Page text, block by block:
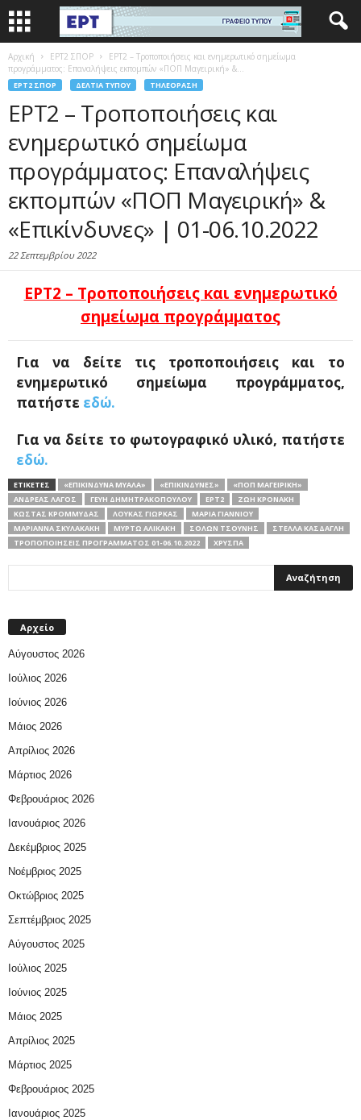
Αρχική EΡΤ2 ΣΠΟΡ
ΕΡΤ2 – Τροποποιήσεις και ενημερωτικό σημείωμα
προγράμματος: Επαναλήψεις εκπομπών «ΠΟΠ Μαγειρική» &...
EΡΤ2 ΣΠΟΡ ΔΕΛΤΊΑ ΤΎΠΟΥ ΤΗΛΕΌΡΑΣΗ
ΕΡΤ2 – Τροποποιήσεις και
ενημερωτικό σημείωμα
προγράμματος: Επαναλήψεις
εκπομπών «ΠΟΠ Μαγειρική» &
«Επικίνδυνες» | 01-06.10.2022
22 Σεπτεμβρίου 2022
ΕΡΤ2 – Τροποποιήσεις και ενημερωτικό
σημείωμα προγράμματος
Για να δείτε τις τροποποιήσεις και το
ενημερωτικό σημείωμα προγράμματος,
πατήστε εδώ.
Για να δείτε το φωτογραφικό υλικό, πατήστε
εδώ.
ΕΤΙΚΕΤΕΣ «ΕΠΙΚΊΝΔΥΝΑ ΜΥΑΛΆ» «ΕΠΙΚΊΝΔΥΝΕΣ»
«ΠΟΠ ΜΑΓΕΙΡΙΚΉ»
ΑΝΔΡΈΑΣ ΛΑΓΌΣ
ΓΕΎΗ ΔΗΜΗΤΡΑΚΟΠΟΎΛΟΥ ΕΡΤ2
ΖΩΉ ΚΡΟΝΆΚΗ
ΚΏΣΤΑΣ ΚΡΟΜΜΎΔΑΣ
ΛΟΎΚΑΣ ΓΙΏΡΚΑΣ
ΜΑΡΊΑ ΓΙΑΝΝΙΟΎ
ΜΑΡΙΆΝΝΑ ΣΚΥΛΑΚΆΚΗ
ΜΥΡΤΏ ΑΛΙΚΆΚΗ ΣΌΛΩΝ ΤΣΟΎΝΗΣ
ΣΤΈΛΛΑ ΚΆΣΔΑΓΛΗ
ΤΡΟΠΟΠΟΙΉΣΕΙΣ ΠΡΟΓΡΆΜΜΑΤΟΣ 01-06.10.2022
ΧΡΎΣΠΑ
Αρχείο
Αύγουστος 2026
Ιούλιος 2026
Ιούνιος 2026
Μάιος 2026
Απρίλιος 2026
Μάρτιος 2026
Φεβρουάριος 2026
Ιανουάριος 2026
Δεκέμβριος 2025
Νοέμβριος 2025
Οκτώβριος 2025
Σεπτέμβριος 2025
Αύγουστος 2025
Ιούλιος 2025
Ιούνιος 2025
Μάιος 2025
Απρίλιος 2025
Μάρτιος 2025
Φεβρουάριος 2025
Ιανουάριος 2025